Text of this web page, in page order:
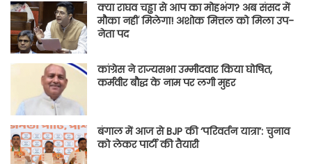
क्या राघव चड्ढा से आप का मोहभंग? अब संसद में
मौका नहीं मिलेगा! अशोक मित्तल को मिला उप-
नेता पद
कांग्रेस ने राज्यसभा उम्मीदवार किया घोषित,
कर्मवीर बौद्ध के नाम पर लगी मुहर
बंगाल में आज से BJP की ‘परिवर्तन यात्रा’: चुनाव
को लेकर पार्टी की तैयारी